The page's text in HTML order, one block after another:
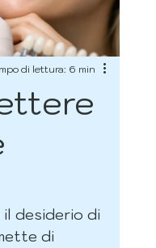
di lettura: 6 min
il desiderio di
di